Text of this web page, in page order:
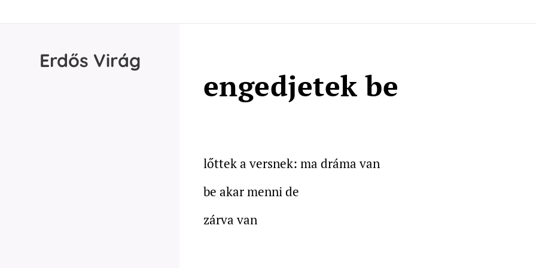
Erdős Virág
engedjetek be
lőttek a versnek: ma dráma van
be akar menni de
zárva van